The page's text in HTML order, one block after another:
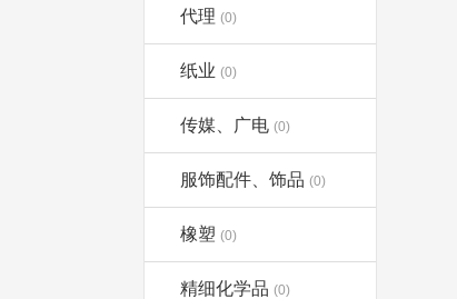
代理 (0)
纸业 (0)
传媒、广电 (0)
服饰配件、饰品 (0)
橡塑 (0)
精细化学品 (0)